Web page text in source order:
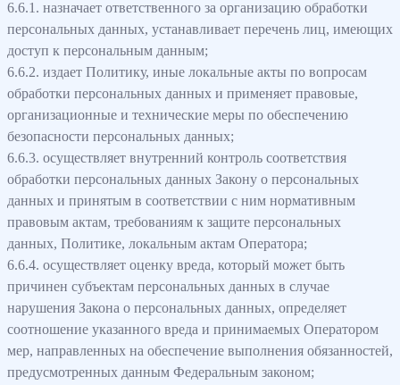
6.6.1. назначает ответственного за организацию обработки
персональных данных, устанавливает перечень лиц, имеющих
доступ к персональным данным;
6.6.2. издает Политику, иные локальные акты по вопросам
обработки персональных данных и применяет правовые,
организационные и технические меры по обеспечению
безопасности персональных данных;
6.6.3. осуществляет внутренний контроль соответствия
обработки персональных данных Закону о персональных
данных и принятым в соответствии с ним нормативным
правовым актам, требованиям к защите персональных
данных, Политике, локальным актам Оператора;
6.6.4. осуществляет оценку вреда, который может быть
причинен субъектам персональных данных в случае
нарушения Закона о персональных данных, определяет
соотношение указанного вреда и принимаемых Оператором
мер, направленных на обеспечение выполнения обязанностей,
предусмотренных данным Федеральным законом;